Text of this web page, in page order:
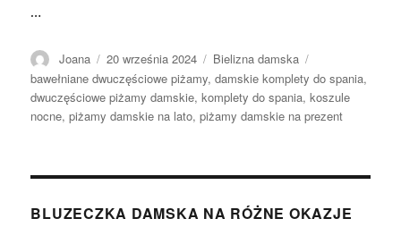
…
Autor
Joana Opublikowano
20 września 2024 Kategorie
Bielizna damska
bawełniane dwuczęściowe piżamy,damskie komplety do spania,
dwuczęściowe piżamy damskie,komplety do spania,koszule
nocne,piżamy damskie na lato,piżamy damskie na prezent
BLUZECZKA DAMSKA NA RÓŻNE OKAZJE